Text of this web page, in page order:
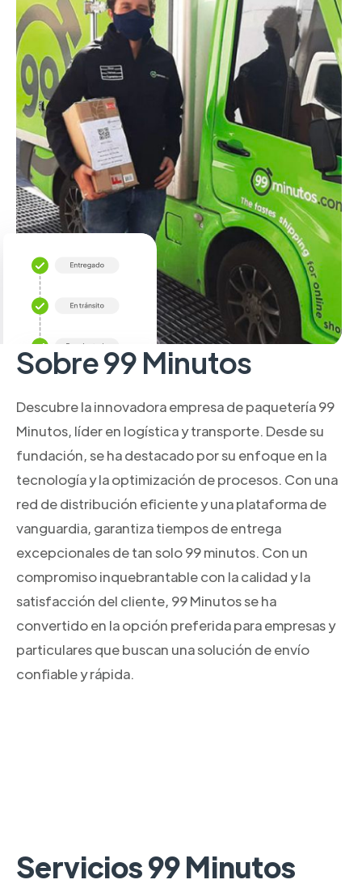
Sobre 99 Minutos
Descubre la innovadora empresa de paquetería 99
Minutos, líder en logística y transporte. Desde su
fundación, se ha destacado por su enfoque en la
tecnología y la optimización de procesos. Con una
red de distribución eficiente y una plataforma de
vanguardia, garantiza tiempos de entrega
excepcionales de tan solo 99 minutos. Con un
compromiso inquebrantable con la calidad y la
satisfacción del cliente, 99 Minutos se ha
convertido en la opción preferida para empresas y
particulares que buscan una solución de envío
confiable y rápida.
Servicios 99 Minutos